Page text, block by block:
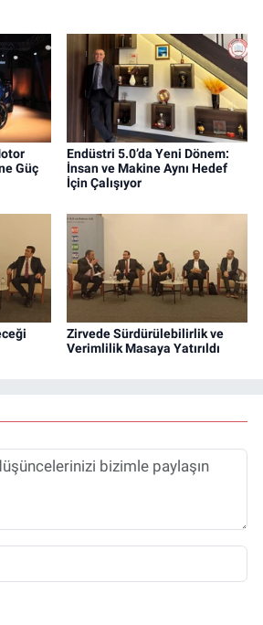
Güç
Endüstri 5.0’da Yeni Dönem:
İnsan ve Makine Aynı Hedef
İçin Çalışıyor
Zirvede Sürdürülebilirlik ve
Verimlilik Masaya Yatırıldı